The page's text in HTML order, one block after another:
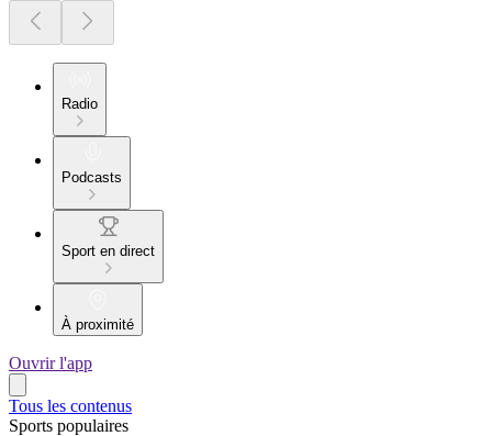
Radio
Podcasts
Sport en direct
À proximité
Ouvrir l'app
Tous les contenus
Sports populaires